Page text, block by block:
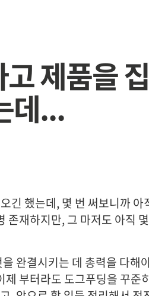
제품을
데...
긴 했는데, 몇 번 써보니까 아
존재하지만, 그 마저도 아직
완결시키는 데 총력을 다해
부터라도 도그푸딩을 꾸준